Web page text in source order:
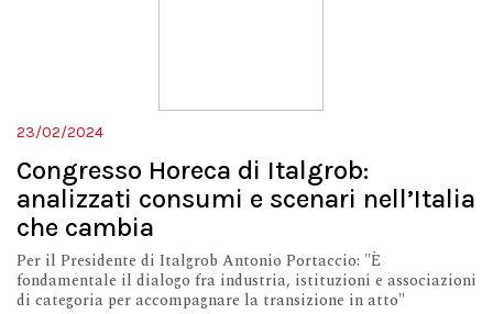
23/02/2024
Congresso Horeca di Italgrob:
analizzati consumi e scenari nell’Italia
che cambia
Per il Presidente di Italgrob Antonio Portaccio: "È
fondamentale il dialogo fra industria, istituzioni e associazioni
di categoria per accompagnare la transizione in atto"